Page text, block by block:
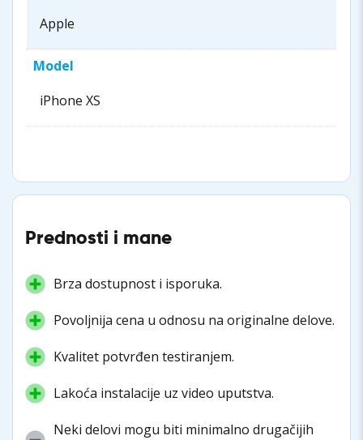
Apple
Model
iPhone XS
Prednosti i mane
Brza dostupnost i isporuka.
Povoljnija cena u odnosu na originalne delove.
Kvalitet potvrđen testiranjem.
Lakoća instalacije uz video uputstva.
Neki delovi mogu biti minimalno drugačijih